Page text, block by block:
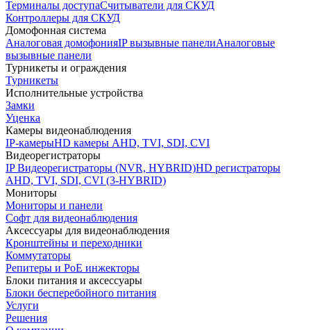
Терминалы доступаСчитыватели для СКУД
Контроллеры для СКУД
Домофонная система
Аналоговая домофонияIP вызывные панелиАналоговые
вызывные панели
Турникеты и ограждения
Турникеты
Исполнительные устройства
Замки
Уценка
Камеры видеонаблюдения
IP-камерыHD камеры AHD, TVI, SDI, CVI
Видеорегистраторы
IP Видеорегистраторы (NVR, HYBRID)HD регистраторы
AHD, TVI, SDI, CVI (3-HYBRID)
Мониторы
Мониторы и панели
Софт для видеонаблюдения
Аксессуары для видеонаблюдения
Кронштейны и переходники
Коммутаторы
Репитеры и PoE инжекторы
Блоки питания и аксессуары
Блоки бесперебойного питания
Услуги
Решения